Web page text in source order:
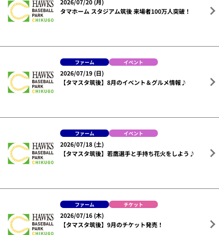
2026/07/20 (月)
タマホーム スタジアム筑後 来場者100万人突破！
ファーム イベント
2026/07/19 (日)
【タマスタ筑後】8月のイベント＆グルメ情報♪
ファーム イベント
2026/07/18 (土)
【タマスタ筑後】若鷹選手と手持ち花火をしよう♪
ファーム チケット
2026/07/16 (木)
【タマスタ筑後】9月のチケット発売！